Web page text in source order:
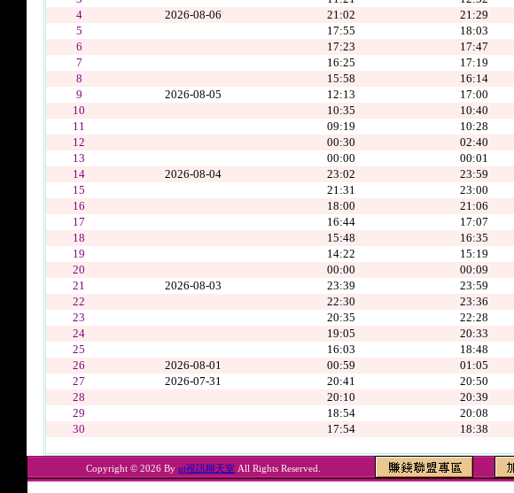
4
2026-08-06 21:02 21:29
5
17:55 18:03
6
17:23 17:47
7
16:25 17:19
8
15:58 16:14
9
2026-08-05 12:13 17:00
10
10:35 10:40
11
09:19 10:28
12
00:30 02:40
13
00:00 00:01
14
2026-08-04 23:02 23:59
15
21:31 23:00
16
18:00 21:06
17
16:44 17:07
18
15:48 16:35
19
14:22 15:19
20
00:00 00:09
21
2026-08-03 23:39 23:59
22
22:30 23:36
23
20:35 22:28
24
19:05 20:33
25
16:03 18:48
26
2026-08-01 00:59 01:05
27
2026-07-31 20:41 20:50
28
20:10 20:39
29
18:54 20:08
30
17:54 18:38
Copyright © 2026 By ut視訊聊天室 All Rights Reserved.